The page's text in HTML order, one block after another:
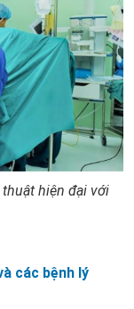
hiện đại với
các bệnh lý